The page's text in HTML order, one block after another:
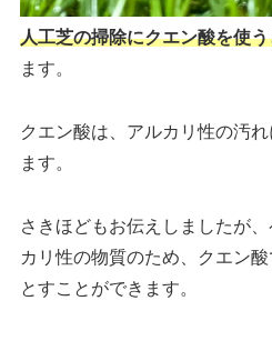
人工芝の掃除にクエン酸を使
ます。
クエン酸は、アルカリ性の汚
ます。
さきほどもお伝えしましたが
カリ性の物質のため、クエン
とすことができます。